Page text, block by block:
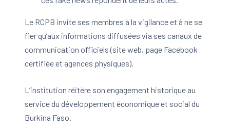
Le RCPB invite ses membres à la vigilance et à ne se
fier qu’aux informations diffusées via ses canaux de
communication officiels (site web, page Facebook
certifiée et agences physiques).
L’institution réitère son engagement historique au
service du développement économique et social du
Burkina Faso.